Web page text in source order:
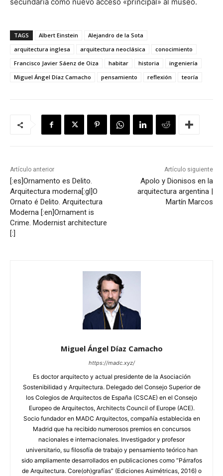
TAGS Albert Einstein
Alejandro de la Sota
arquitectura inglesa
arquitectura neoclásica
conocimiento
Francisco Javier Sáenz de Oiza
habitar historia
ingeniería
Miguel Ángel Díaz Camacho
pensamiento reflexión teoría
Artículo anterior
[:es]Ornamento es Delito.
Arquitectura moderna[:gl]O
Ornato é Delito. Arquitectura
Moderna [:en]Ornament is
Crime. Modernist architecture
[:]
Artículo siguiente
Apolo y Dionisos en la
arquitectura argentina |
Martín Marcos
Miguel Ángel Díaz Camacho
https://madc.xyz/
Es doctor arquitecto y actual presidente de la Asociación
Sostenibilidad y Arquitectura. Delegado del Consejo Superior de
los Colegios de Arquitectos de España (CSCAE) en el Consejo
Europeo de Arquitectos, Architects Council of Europe (ACE).
Socio fundador en MADC Arquitectos, compañía establecida en
Madrid que ha recibido numerosos premios en concursos
nacionales e internacionales. Investigador y profesor
universitario, su filosofía de trabajo y pensamiento teórico han
sido ampliamente desarrollados en publicaciones como “Párrafos
de Arquitectura. Core(oh)grafías” (Ediciones Asimétricas, 2016) o